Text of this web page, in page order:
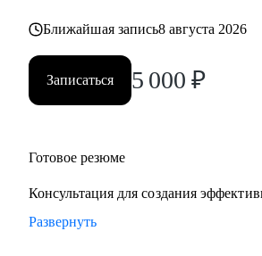
Ближайшая запись8 августа 2026
Записаться 5 000 ₽
Готовое резюме
Консультация для создания
Развернуть